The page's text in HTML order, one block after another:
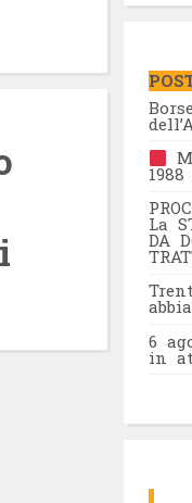
La
DA
6
in